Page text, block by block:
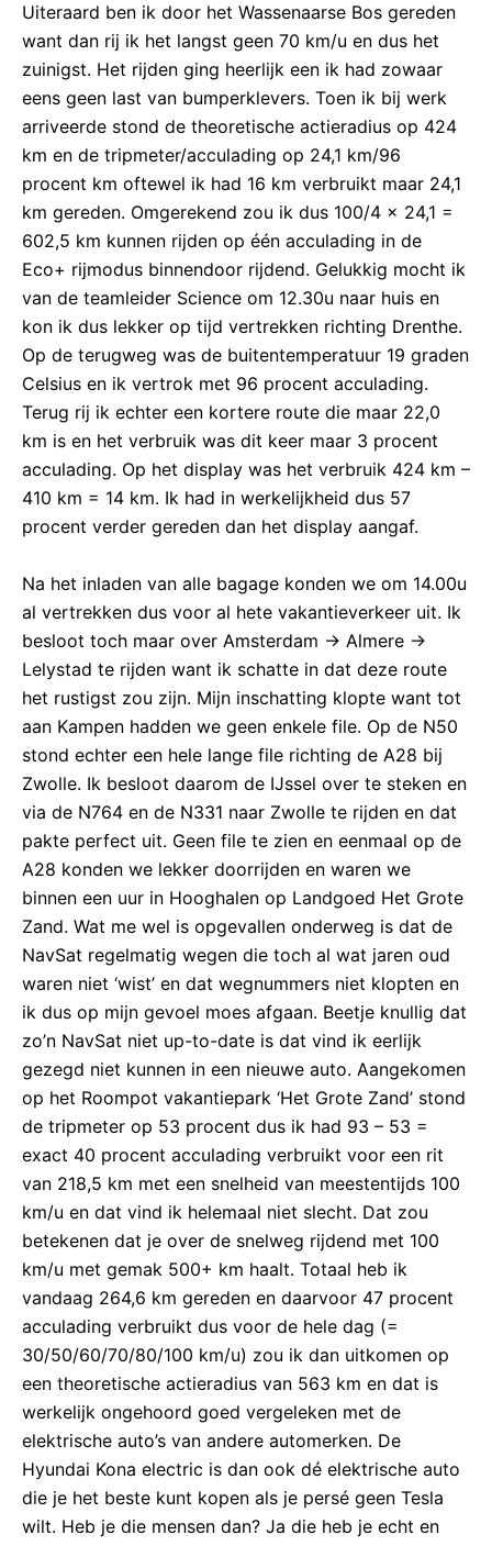
Uiteraard ben ik door het Wassenaarse Bos gereden
want dan rij ik het langst geen 70 km/u en dus het
zuinigst. Het rijden ging heerlijk een ik had zowaar
eens geen last van bumperklevers. Toen ik bij werk
arriveerde stond de theoretische actieradius op 424
km en de tripmeter/acculading op 24,1 km/96
procent km oftewel ik had 16 km verbruikt maar 24,1
km gereden. Omgerekend zou ik dus 100/4 x 24,1 =
602,5 km kunnen rijden op één acculading in de
Eco+ rijmodus binnendoor rijdend. Gelukkig mocht ik
van de teamleider Science om 12.30u naar huis en
kon ik dus lekker op tijd vertrekken richting Drenthe.
Op de terugweg was de buitentemperatuur 19 graden
Celsius en ik vertrok met 96 procent acculading.
Terug rij ik echter een kortere route die maar 22,0
km is en het verbruik was dit keer maar 3 procent
acculading. Op het display was het verbruik 424 km –
410 km = 14 km. Ik had in werkelijkheid dus 57
procent verder gereden dan het display aangaf.
Na het inladen van alle bagage konden we om 14.00u
al vertrekken dus voor al hete vakantieverkeer uit. Ik
besloot toch maar over Amsterdam -> Almere ->
Lelystad te rijden want ik schatte in dat deze route
het rustigst zou zijn. Mijn inschatting klopte want tot
aan Kampen hadden we geen enkele file. Op de N50
stond echter een hele lange file richting de A28 bij
Zwolle. Ik besloot daarom de IJssel over te steken en
via de N764 en de N331 naar Zwolle te rijden en dat
pakte perfect uit. Geen file te zien en eenmaal op de
A28 konden we lekker doorrijden en waren we
binnen een uur in Hooghalen op Landgoed Het Grote
Zand. Wat me wel is opgevallen onderweg is dat de
NavSat regelmatig wegen die toch al wat jaren oud
waren niet ‘wist’ en dat wegnummers niet klopten en
ik dus op mijn gevoel moes afgaan. Beetje knullig dat
zo’n NavSat niet up-to-date is dat vind ik eerlijk
gezegd niet kunnen in een nieuwe auto. Aangekomen
op het Roompot vakantiepark ‘Het Grote Zand’ stond
de tripmeter op 53 procent dus ik had 93 – 53 =
exact 40 procent acculading verbruikt voor een rit
van 218,5 km met een snelheid van meestentijds 100
km/u en dat vind ik helemaal niet slecht. Dat zou
betekenen dat je over de snelweg rijdend met 100
km/u met gemak 500+ km haalt. Totaal heb ik
vandaag 264,6 km gereden en daarvoor 47 procent
acculading verbruikt dus voor de hele dag (=
30/50/60/70/80/100 km/u) zou ik dan uitkomen op
een theoretische actieradius van 563 km en dat is
werkelijk ongehoord goed vergeleken met de
elektrische auto’s van andere automerken. De
Hyundai Kona electric is dan ook dé elektrische auto
die je het beste kunt kopen als je persé geen Tesla
wilt. Heb je die mensen dan? Ja die heb je echt en